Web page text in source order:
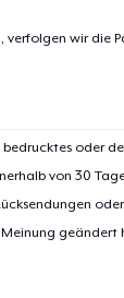
verfolgen wir die
bedrucktes oder
von 30
geändert
zum